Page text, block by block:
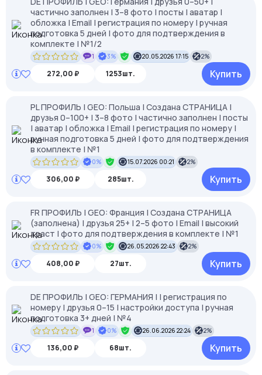
частично заполнен | 3–8 фото | посты | аватар |
обложка | Email | регистрация по номеру | ручная
подготовка 5 дней | фото для подтверждения в
комплекте | №1/2
1 3% 20.05.2026 17:15 2%
272,00 ₽ 1253шт. Купить
PL ПРОФИЛЬ | GEO: Польша | Создана СТРАНИЦА |
друзья 0–100+ | 3–8 фото | частично заполнен | посты
| аватар | обложка | Email | регистрация по номеру |
ручная подготовка 5 дней | фото для подтверждения
в комплекте | №1
0% 15.07.2026 00:21 2%
306,00 ₽ 285шт. Купить
FR ПРОФИЛЬ | GEO: Франция | Создана СТРАНИЦА
(заполнена) | друзья 25+ | 2–5 фото | Email | высокий
траст | фото для подтверждения в комплекте | №1
0% 26.05.2026 22:43 2%
408,00 ₽ 27шт. Купить
DE ПРОФИЛЬ | GEO: ГЕРМАНИЯ | | регистрация по
номеру | друзья 0–15 | настройки доступа | ручная
подготовка 3+ дней | №4
1 0% 26.06.2026 22:24 2%
136,00 ₽ 68шт. Купить